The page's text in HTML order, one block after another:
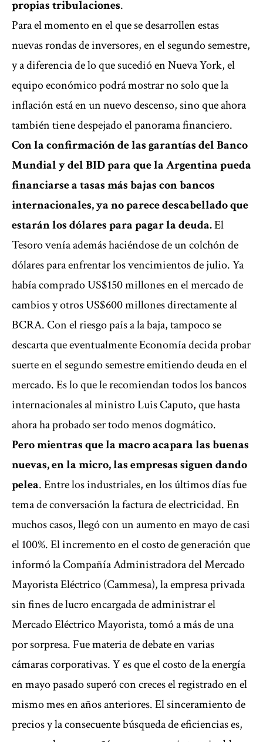
propias tribulaciones.
Para el momento en el que se desarrollen estas
nuevas rondas de inversores, en el segundo semestre,
y a diferencia de lo que sucedió en Nueva York, el
equipo económico podrá mostrar no solo que la
inflación está en un nuevo descenso, sino que ahora
también tiene despejado el panorama financiero.
Con la confirmación de las garantías del Banco
Mundial y del BID para que la Argentina pueda
financiarse a tasas más bajas con bancos
internacionales, ya no parece descabellado que
estarán los dólares para pagar la deuda.El
Tesoro venía además haciéndose de un colchón de
dólares para enfrentar los vencimientos de julio. Ya
había comprado US$150 millones en el mercado de
cambios y otros US$600 millones directamente al
BCRA. Con el riesgo país a la baja, tampoco se
descarta que eventualmente Economía decida probar
suerte en el segundo semestre emitiendo deuda en el
mercado. Es lo que le recomiendan todos los bancos
internacionales al ministro Luis Caputo, que hasta
ahora ha probado ser todo menos dogmático.
Pero mientras que la macro acapara las buenas
nuevas, en la micro, las empresas siguen dando
pelea. Entre los industriales, en los últimos días fue
tema de conversación la factura de electricidad. En
muchos casos, llegó con un aumento en mayo de casi
el 100%. El incremento en el costo de generación que
informó la Compañía Administradora del Mercado
Mayorista Eléctrico (Cammesa), la empresa privada
sin fines de lucro encargada de administrar el
Mercado Eléctrico Mayorista, tomó a más de una
por sorpresa. Fue materia de debate en varias
cámaras corporativas. Y es que el costo de la energía
en mayo pasado superó con creces el registrado en el
mismo mes en años anteriores. El sinceramiento de
precios y la consecuente búsqueda de eficiencias es,